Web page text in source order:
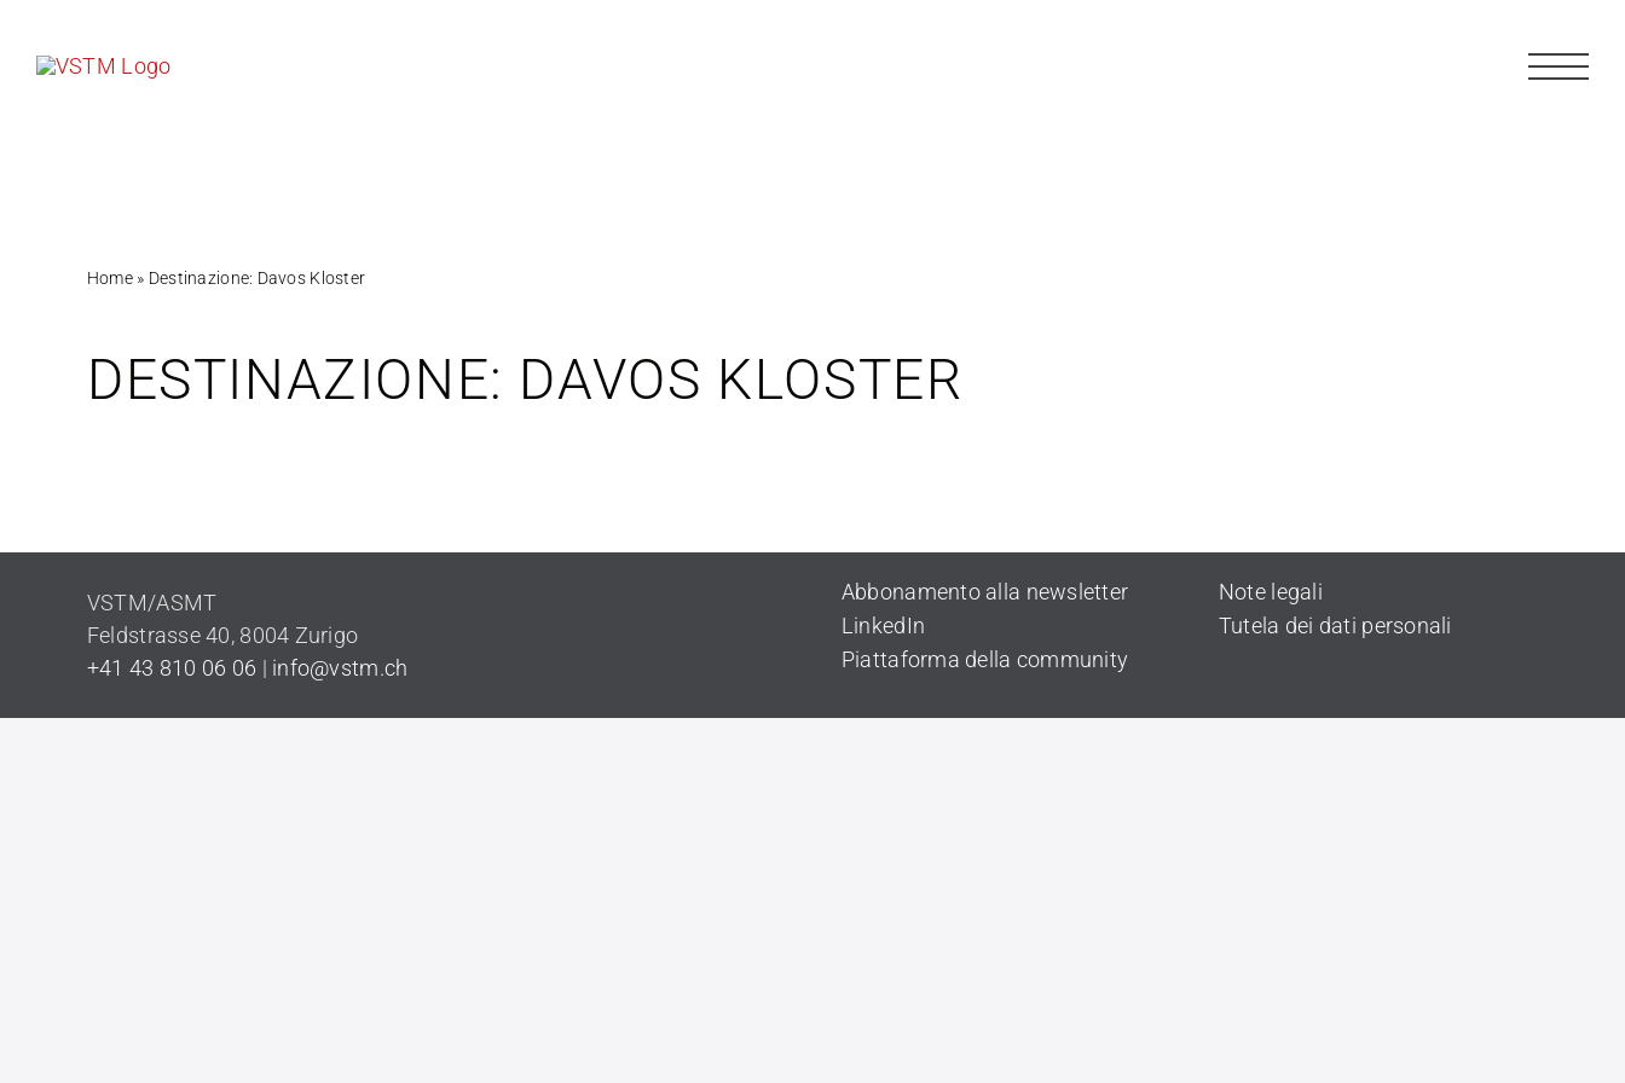
contenuto
Home » Destinazione: Davos Kloster
DESTINAZIONE: DAVOS KLOSTER
VSTM/ASMT
Feldstrasse 40, 8004 Zurigo
+41 43 810 06 06 | info@vstm.ch
Abbonamento alla newsletter
LinkedIn
Piattaforma della community
Note legali
Tutela dei dati personali